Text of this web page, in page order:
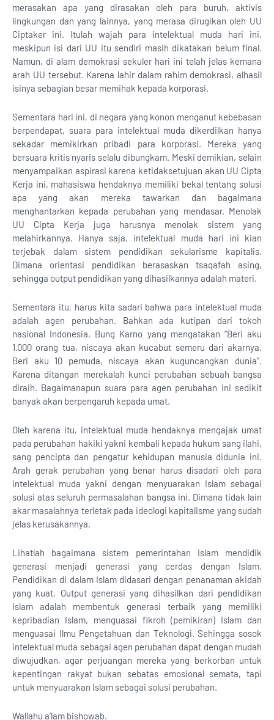
merasakan apa yang dirasakan oleh para buruh, aktivis
lingkungan dan yang lainnya, yang merasa dirugikan oleh UU
Ciptaker ini. Itulah wajah para intelektual muda hari ini,
meskipun isi dari UU itu sendiri masih dikatakan belum final.
Namun, di alam demokrasi sekuler hari ini telah jelas kemana
arah UU tersebut. Karena lahir dalam rahim demokrasi, alhasil
isinya sebagian besar memihak kepada korporasi.
Sementara hari ini, di negara yang konon menganut kebebasan
berpendapat, suara para intelektual muda dikerdilkan hanya
sekadar memikirkan pribadi para korporasi. Mereka yang
bersuara kritis nyaris selalu dibungkam. Meski demikian, selain
menyampaikan aspirasi karena ketidaksetujuan akan UU Cipta
Kerja ini, mahasiswa hendaknya memiliki bekal tentang solusi
apa yang akan mereka tawarkan dan bagaimana
menghantarkan kepada perubahan yang mendasar. Menolak
UU Cipta Kerja juga harusnya menolak sistem yang
melahirkannya. Hanya saja, intelektual muda hari ini kian
terjebak dalam sistem pendidikan sekularisme kapitalis.
Dimana orientasi pendidikan berasaskan tsaqafah asing,
sehingga output pendidikan yang dihasilkannya adalah materi.
Sementara itu, harus kita sadari bahwa para intelektual muda
adalah agen perubahan. Bahkan ada kutipan dari tokoh
nasional Indonesia, Bung Karno yang mengatakan “Beri aku
1.000 orang tua, niscaya akan kucabut semeru dari akarnya.
Beri aku 10 pemuda, niscaya akan kuguncangkan dunia”.
Karena ditangan merekalah kunci perubahan sebuah bangsa
diraih. Bagaimanapun suara para agen perubahan ini sedikit
banyak akan berpengaruh kepada umat.
Oleh karena itu, intelektual muda hendaknya mengajak umat
pada perubahan hakiki yakni kembali kepada hukum sang ilahi,
sang pencipta dan pengatur kehidupan manusia didunia ini.
Arah gerak perubahan yang benar harus disadari oleh para
intelektual muda yakni dengan menyuarakan Islam sebagai
solusi atas seluruh permasalahan bangsa ini. Dimana tidak lain
akar masalahnya terletak pada ideologi kapitalisme yang sudah
jelas kerusakannya.
Lihatlah bagaimana sistem pemerintahan Islam mendidik
generasi menjadi generasi yang cerdas dengan Islam.
Pendidikan di dalam Islam didasari dengan penanaman akidah
yang kuat. Output generasi yang dihasilkan dari pendidikan
Islam adalah membentuk generasi terbaik yang memiliki
kepribadian Islam, menguasai fikroh (pemikiran) Islam dan
menguasai Ilmu Pengetahuan dan Teknologi. Sehingga sosok
intelektual muda sebagai agen perubahan dapat dengan mudah
diwujudkan, agar perjuangan mereka yang berkorban untuk
kepentingan rakyat bukan sebatas emosional semata, tapi
untuk menyuarakan Islam sebagai solusi perubahan.
Wallahu a’lam bishowab.